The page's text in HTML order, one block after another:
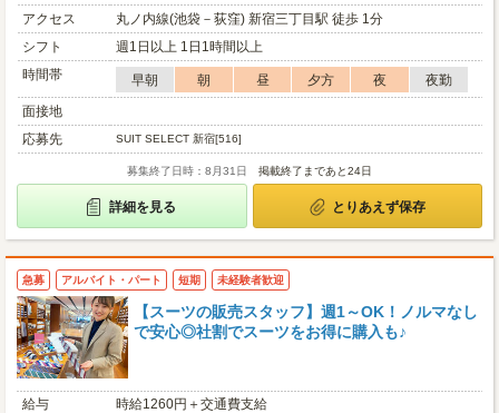
アクセス
丸ノ内線(池袋－荻窪) 新宿三丁目駅 徒歩 1分
シフト
週1日以上 1日1時間以上
時間帯
早朝 朝 昼 夕方 夜
夜勤
面接地
応募先
SUIT SELECT 新宿[516]
募集終了日時：8月31日 掲載終了まであと24日
詳細を見る とりあえず保存
急募 アルバイト・パート 短期 未経験者歓迎
【スーツの販売スタッフ】週1～OK！ノルマなし
で安心◎社割でスーツをお得に購入も♪
給与
時給1260円＋交通費支給